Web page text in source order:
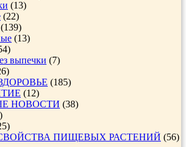
(13)
(22)
(139)
(13)
выпечки (7)
(185)
(12)
НОВОСТИ (38)
ПИЩЕВЫХ РАСТЕНИЙ (56)